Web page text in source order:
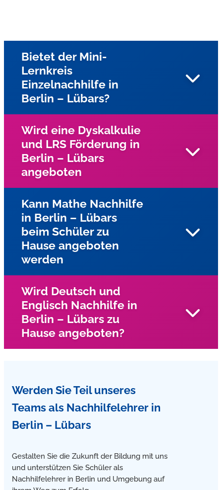
Bietet der Mini-
Lernkreis
Einzelnachhilfe in
Berlin – Lübars?
Ja, gesamten Stadtgebiet Dresden bietet wir
Einzelnachhilfe beim Schüler zu Hause an
Wird eine Dyskalkulie
und LRS Förderung in
Berlin – Lübars
angeboten
Ja, für Kinder und Jugendliche mit Lese-
Rechtschreibschwäche (LRS) und Dyskalkulie wird
Einzelunterricht in Berlin – Lübars mit speziellen
Förderprogrammen des Lernservers angeboten. In der
Praxis hat sich diese vom Lernserver an der Universität
Münster entwickelte Förderdiagnostik vielfach bewährt.
Kann Mathe Nachhilfe
in Berlin – Lübars
beim Schüler zu
Hause angeboten
werden
Unsere Nachhilfelehrer kommen in Berlin – Lübars zu
den Schüler nach Hause und geben Mathe Nachhilfe im
Einzelunterricht
Wird Deutsch und
Englisch Nachhilfe in
Berlin – Lübars zu
Hause angeboten?
Ihnen nach Hause und geben Englisch und Deutsch
Nachhilfe im Einzelunterricht
Werden Sie Teil unseres
Teamsals Nachhilfelehrer in
Berlin – Lübars
Gestalten Sie die Zukunft der Bildung mit uns
und unterstützen Sie Schüler als
Nachhilfelehrer in Berlin und Umgebung auf